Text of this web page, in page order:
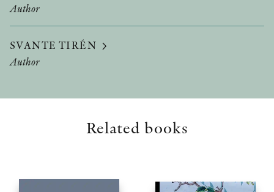
Author
SVANTE TIRÉN
Author
Related books